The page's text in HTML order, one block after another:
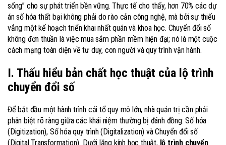
sống” cho sự phát triển bền vững. Thực tế cho thấy, hơn 70% các dự
án số hóa thất bại không phải do rào cản công nghệ, mà bởi sự thiếu
vắng một kế hoạch triển khai nhất quán và khoa học. Chuyển đổi số
không đơn thuần là việc mua sắm phần mềm hiện đại; nó là một cuộc
cách mạng toàn diện về tư duy, con người và quy trình vận hành.
I. Thấu hiểu bản chất học thuật của lộ trình
chuyển đổi số
Để bắt đầu một hành trình cải tổ quy mô lớn, nhà quản trị cần phải
phân biệt rõ ràng giữa các khái niệm thường bị đánh đồng: Số hóa
(Digitization), Số hóa quy trình (Digitalization) và Chuyển đổi số
(Digital Transformation). Dưới lăng kính học thuật, lộ trình chuyển